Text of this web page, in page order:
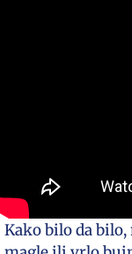
Kako bilo da